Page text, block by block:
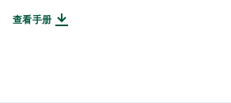
查看手册